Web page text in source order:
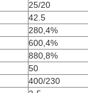
25/20
42.5
280,4%
600,4%
880,8%
50
400/230